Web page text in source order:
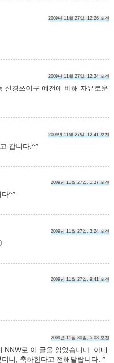
2009년 11월 27일, 12:26 오전
2009년 11월 27일, 12:34 오전
신경쓰이구 예전에 비해 자유로운
2009년 11월 27일, 12:41 오전
갑니다.^^
2009년 11월 27일, 1:37 오전
다^^
2009년 11월 27일, 3:24 오전
2009년 11월 27일, 9:41 오전
2009년 11월 30일, 5:03 오전
NNW로 이 글을 읽었습니다. 아내
니, 축하한다고 전해달랍니다. ^